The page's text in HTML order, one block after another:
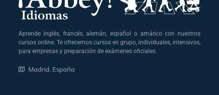
Aprende inglés, francés, alemán, español o amárico con nuestros
cursos online. Te ofrecemos cursos en grupo, individuales, intensivos,
para empresas y preparación de exámenes oficiales.
Madrid, España